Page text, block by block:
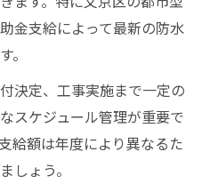
金支給によって最新の防水
。
決定、工事実施まで一定の
スケジュール管理が重要で
給額は年度により異なるた
しょう。